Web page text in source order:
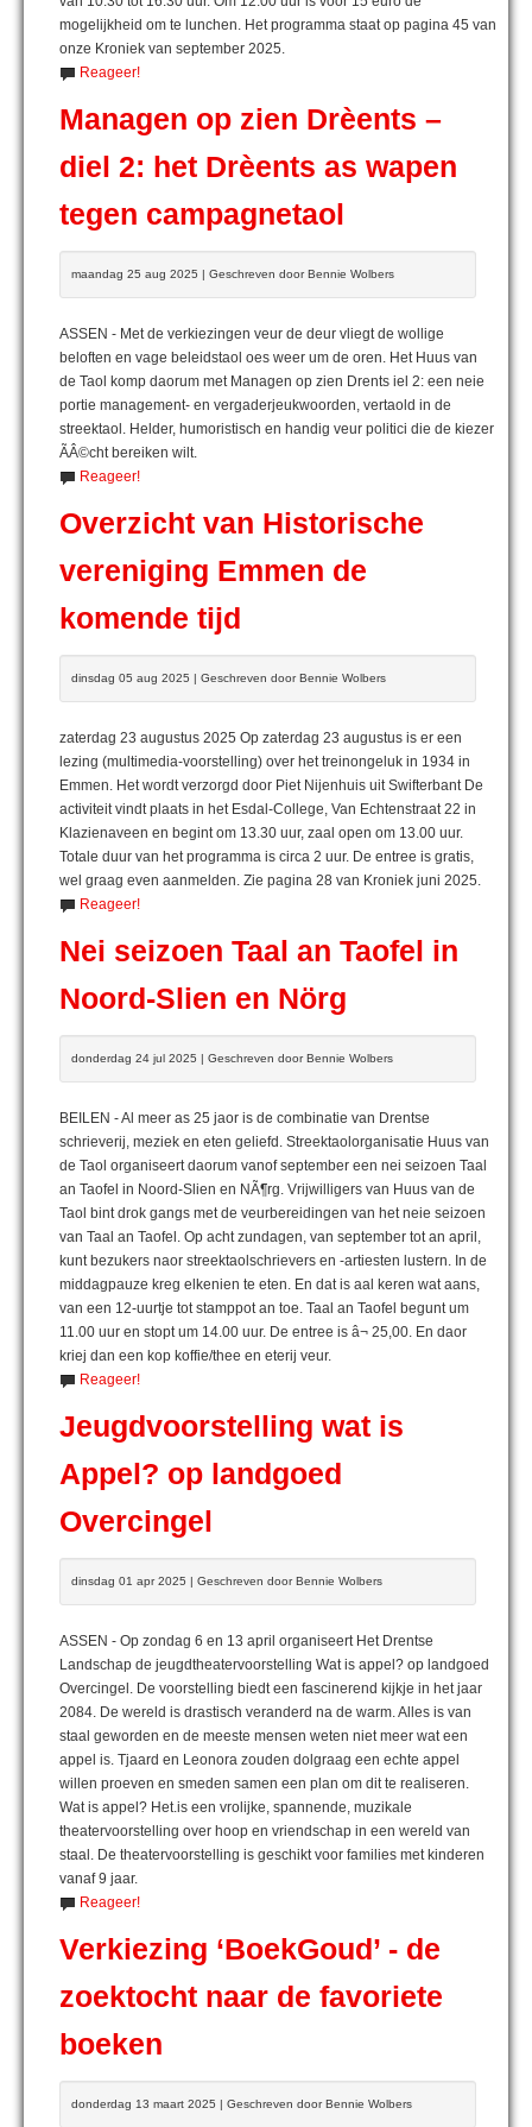
mogelijkheid om te lunchen. Het programma staat op pagina 45 van
onze Kroniek van september 2025.
Reageer!
Managen op zien Drèents –
diel 2: het Drèents as wapen
tegen campagnetaol
maandag 25 aug 2025 | Geschreven door Bennie Wolbers
ASSEN - Met de verkiezingen veur de deur vliegt de wollige
beloften en vage beleidstaol oes weer um de oren. Het Huus van
de Taol komp daorum met Managen op zien Drents iel 2: een neie
portie management- en vergaderjeukwoorden, vertaold in de
streektaol. Helder, humoristisch en handig veur politici die de kiezer
ÃÂ©cht bereiken wilt.
Reageer!
Overzicht van Historische
vereniging Emmen de
komende tijd
dinsdag 05 aug 2025 | Geschreven door Bennie Wolbers
zaterdag 23 augustus 2025 Op zaterdag 23 augustus is er een
lezing (multimedia-voorstelling) over het treinongeluk in 1934 in
Emmen. Het wordt verzorgd door Piet Nijenhuis uit Swifterbant De
activiteit vindt plaats in het Esdal-College, Van Echtenstraat 22 in
Klazienaveen en begint om 13.30 uur, zaal open om 13.00 uur.
Totale duur van het programma is circa 2 uur. De entree is gratis,
wel graag even aanmelden. Zie pagina 28 van Kroniek juni 2025.
Reageer!
Nei seizoen Taal an Taofel in
Noord-Slien en Nörg
donderdag 24 jul 2025 | Geschreven door Bennie Wolbers
BEILEN - Al meer as 25 jaor is de combinatie van Drentse
schrieverij, meziek en eten geliefd. Streektaolorganisatie Huus van
de Taol organiseert daorum vanof september een nei seizoen Taal
an Taofel in Noord-Slien en NÃ¶rg. Vrijwilligers van Huus van de
Taol bint drok gangs met de veurbereidingen van het neie seizoen
van Taal an Taofel. Op acht zundagen, van september tot an april,
kunt bezukers naor streektaolschrievers en -artiesten lustern. In de
middagpauze kreg elkenien te eten. En dat is aal keren wat aans,
van een 12-uurtje tot stamppot an toe. Taal an Taofel begunt um
11.00 uur en stopt um 14.00 uur. De entree is â¬ 25,00. En daor
kriej dan een kop koffie/thee en eterij veur.
Reageer!
Jeugdvoorstelling wat is
Appel? op landgoed
Overcingel
dinsdag 01 apr 2025 | Geschreven door Bennie Wolbers
ASSEN - Op zondag 6 en 13 april organiseert Het Drentse
Landschap de jeugdtheatervoorstelling Wat is appel? op landgoed
Overcingel. De voorstelling biedt een fascinerend kijkje in het jaar
2084. De wereld is drastisch veranderd na de warm. Alles is van
staal geworden en de meeste mensen weten niet meer wat een
appel is. Tjaard en Leonora zouden dolgraag een echte appel
willen proeven en smeden samen een plan om dit te realiseren.
Wat is appel? Het.is een vrolijke, spannende, muzikale
theatervoorstelling over hoop en vriendschap in een wereld van
staal. De theatervoorstelling is geschikt voor families met kinderen
vanaf 9 jaar.
Reageer!
Verkiezing ‘BoekGoud’ - de
zoektocht naar de favoriete
boeken
donderdag 13 maart 2025 | Geschreven door Bennie Wolbers